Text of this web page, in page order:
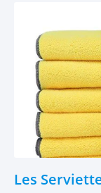
Les